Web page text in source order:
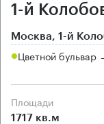
1-й
Москва, 1-й
Цветной
Площади
1717 кв.м